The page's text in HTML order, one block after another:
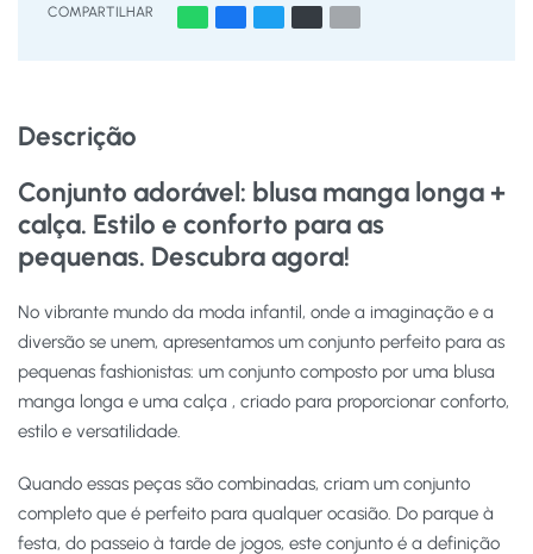
COMPARTILHAR
Descrição
Conjunto adorável: blusa manga longa +
calça. Estilo e conforto para as
pequenas. Descubra agora!
No vibrante mundo da moda infantil, onde a imaginação e a
diversão se unem, apresentamos um conjunto perfeito para as
pequenas fashionistas: um conjunto composto por uma blusa
manga longa e uma calça , criado para proporcionar conforto,
estilo e versatilidade.
Quando essas peças são combinadas, criam um conjunto
completo que é perfeito para qualquer ocasião. Do parque à
festa, do passeio à tarde de jogos, este conjunto é a definição